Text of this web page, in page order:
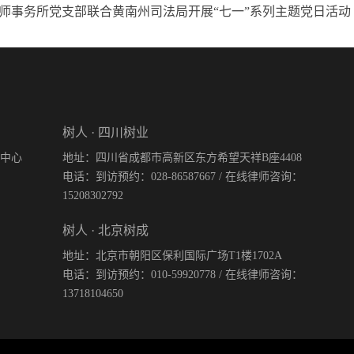
务所党支部联合黄南州司法局开展“七一”系列主题党日活动
心
树人 · 四川树业
地址：四川省成都市高新区东方希望天祥B座4408
电话：到访预约：028-86587667 / 在线律师咨询：
15208302792
树人 · 北京树成
地址：北京市朝阳区保利国际广场T1楼1702A
电话：到访预约：010-59920778 / 在线律师咨询：
13718104650